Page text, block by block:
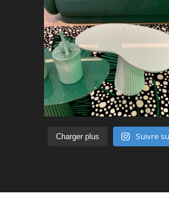
Charger plus Suivre